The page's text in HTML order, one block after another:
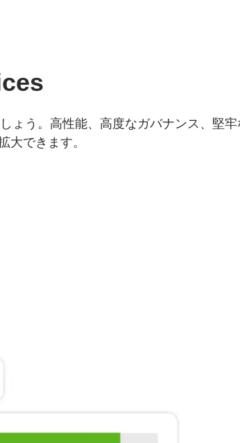
う。高性能、高度なガバナンス、堅
大できます。